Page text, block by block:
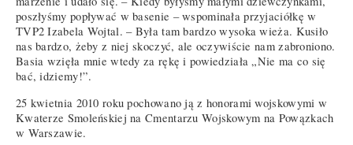
poszłyśmy popływać w basenie – wspominała przyjaciółkę w
TVP2 Izabela Wojtal. – Była tam bardzo wysoka wieża. Kusiło
nas bardzo, żeby z niej skoczyć, ale oczywiście nam zabroniono.
Basia wzięła mnie wtedy za rękę i powiedziała „Nie ma co się
bać, idziemy!”.
25 kwietnia 2010 roku pochowano ją z honorami wojskowymi w
Kwaterze Smoleńskiej na Cmentarzu Wojskowym na Powązkach
w Warszawie.